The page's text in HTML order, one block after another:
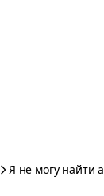
Я не могу найти